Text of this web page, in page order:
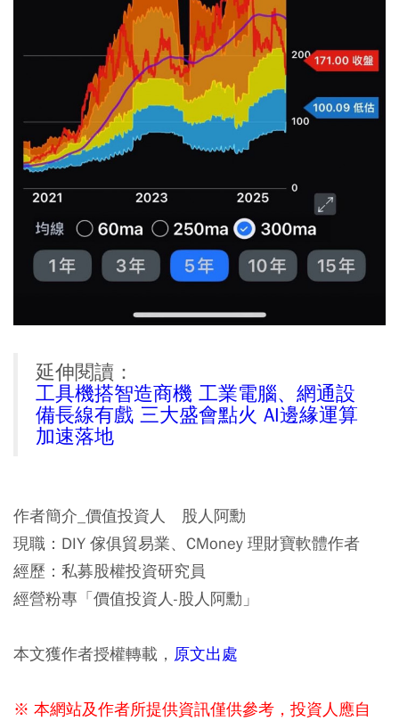
延伸閱讀：
工具機搭智造商機 工業電腦、網通設
備長線有戲 三大盛會點火 AI邊緣運算
加速落地
作者簡介_價值投資人 股人阿勳
現職：DIY 傢俱貿易業、CMoney 理財寶軟體作者
經歷：私募股權投資研究員
經營粉專「價值投資人-股人阿勳」
本文獲作者授權轉載， 原文出處
※ 本網站及作者所提供資訊僅供參考，投資人應自